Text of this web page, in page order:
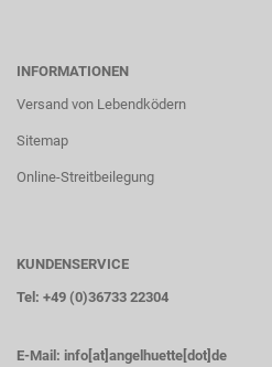
INFORMATIONEN
Versand von Lebendködern
Sitemap
Online-Streitbeilegung
KUNDENSERVICE
Tel: +49 (0)36733 22304
E-Mail: info[at]angelhuette[dot]de